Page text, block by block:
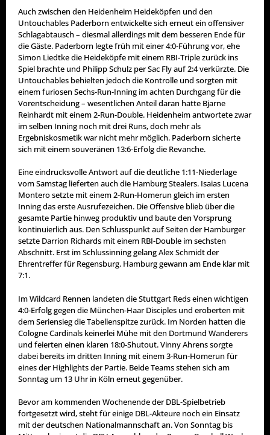
Auch zwischen den Heidenheim Heideköpfen und den
Untouchables Paderborn entwickelte sich erneut ein offensiver
Schlagabtausch – diesmal allerdings mit dem besseren Ende für
die Gäste. Paderborn legte früh mit einer 4:0-Führung vor, ehe
Simon Liedtke die Heideköpfe mit einem RBI-Triple zurück ins
Spiel brachte und Philipp Schulz per Sac Fly auf 2:4 verkürzte. Die
Untouchables behielten jedoch die Kontrolle und sorgten mit
einem furiosen Sechs-Run-Inning im achten Durchgang für die
Vorentscheidung – wesentlichen Anteil daran hatte Bjarne
Reinhardt mit einem 2-Run-Double. Heidenheim antwortete zwar
im selben Inning noch mit drei Runs, doch mehr als
Ergebniskosmetik war nicht mehr möglich. Paderborn sicherte
sich mit einem souveränen 13:6-Erfolg die Revanche.
Eine eindrucksvolle Antwort auf die deutliche 1:11-Niederlage
vom Samstag lieferten auch die Hamburg Stealers. Isaias Lucena
Montero setzte mit einem 2-Run-Homerun gleich im ersten
Inning das erste Ausrufezeichen. Die Offensive blieb über die
gesamte Partie hinweg produktiv und baute den Vorsprung
kontinuierlich aus. Den Schlusspunkt auf Seiten der Hamburger
setzte Darrion Richards mit einem RBI-Double im sechsten
Abschnitt. Erst im Schlussinning gelang Alex Schmidt der
Ehrentreffer für Regensburg. Hamburg gewann am Ende klar mit
7:1.
Im Wildcard Rennen landeten die Stuttgart Reds einen wichtigen
4:0-Erfolg gegen die München-Haar Disciples und eroberten mit
dem Seriensieg die Tabellenspitze zurück. Im Norden hatten die
Cologne Cardinals keinerlei Mühe mit den Dortmund Wanderers
und feierten einen klaren 18:0-Shutout. Vinny Ahrens sorgte
dabei bereits im dritten Inning mit einem 3-Run-Homerun für
eines der Highlights der Partie. Beide Teams stehen sich am
Sonntag um 13 Uhr in Köln erneut gegenüber.
Bevor am kommenden Wochenende der DBL-Spielbetrieb
fortgesetzt wird, steht für einige DBL-Akteure noch ein Einsatz
mit der deutschen Nationalmannschaft an. Von Sonntag bis